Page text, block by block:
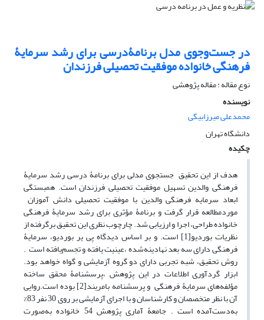
در جست‌وجوی مدل برنامۀدرسی برای رشد سرمایۀ
فرهنگی خانواده موفقیت تحصیلی فرزندان
نوع مقاله : مقاله پژوهشی
نویسنده
محمدعلی میرزابیگی
دانشگاه تهران
چکیده
هدف از این تحقیق جستجوی مدلی برای برنامۀ درسی رشد سرمایۀ
فرهنگی والدین تسهیل موفقیت تحصیلی فرزندان است. همبستگی
ابعاد سرمایه فرهنگی والدین با موفقیت تحصیلی دانش آموزان
موردمطالعه قرار گرفت و برنامۀ مؤثری برای رشد سرمایۀ فرهنگی
خانواده طراحی، اجرا و ارزیابی شد. چارچوب نظری این تحقیق برگرفته از
نظریات بوردیو[1] است. و بر اساس دیدگاه پی یر بوردیو، سرمایۀ
فرهنگی دارای سه بعد نهادینه‌شده ،عینیت یافته و تجسم‌یافته است .
روش تحقیق، شبه تجربی دارای دو گروه آزمایشی و گواه خواهد بود.
ابزار گردآوری اطلاعات در این پژوهش ،پرسشنامۀ محقق ساخته
مؤلفه‌های سرمایۀ فرهنگی و پرسشنامه بامریند[2] بوده است.روایی
آن با نظر متخصصان و کارشناسان و با اجرای آزمایشی بر روی 30 نفر 83%
به‌دست‌آمده است . جامعۀ آماری پژوهش 54 خانواده به‌صورت